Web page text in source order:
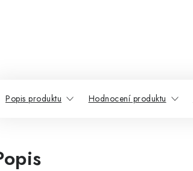
Popis produktu Hodnocení produktu